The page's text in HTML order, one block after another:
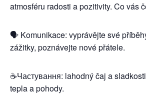
atmosféru radosti a pozitivity. Co vás
🗣️ Komunikace: vyprávějte své
zážitky, poznávejte nové přátele.
☕️Частування: lahodný čaj a
tepla a pohody.